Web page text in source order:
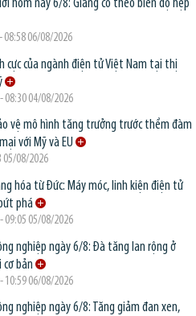
hôm nay 6/8: Giằng co theo biên độ hẹp
- 08:58 06/08/2026
cực của ngành điện tử Việt Nam tại thị
- 08:30 04/08/2026
vệ mô hình tăng trưởng trước thềm đàm
với Mỹ và EU
05/08/2026
hóa từ Đức: Máy móc, linh kiện điện tử
phá
- 09:05 05/08/2026
nghiệp ngày 6/8: Đà tăng lan rộng ở
bản
10:59 06/08/2026
nghiệp ngày 6/8: Tăng giảm đan xen,